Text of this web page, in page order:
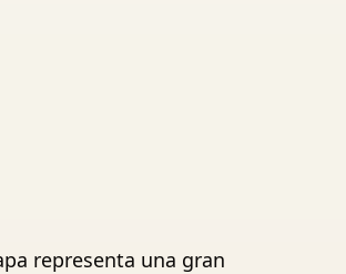
representa una gran